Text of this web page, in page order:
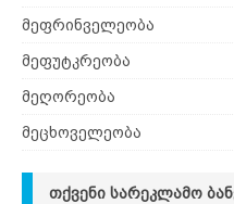
მეფრინველეობა
მეფუტკრეობა
მეღორეობა
მეცხოველეობა
ᲗᲥᲕᲔᲜᲘ ᲡᲐᲠᲔᲙᲚᲐᲛᲝ